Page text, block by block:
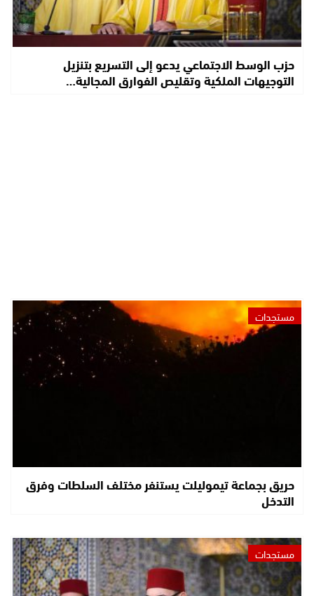
حزب الوسط الاجتماعي يدعو إلى التسريع بتنزيل
التوجيهات الملكية وتقليص الفوارق المجالية…
مستجدات
حريق بجماعة تيموليلت يستنفر مختلف السلطات وفرق
التدخل
مستجدات